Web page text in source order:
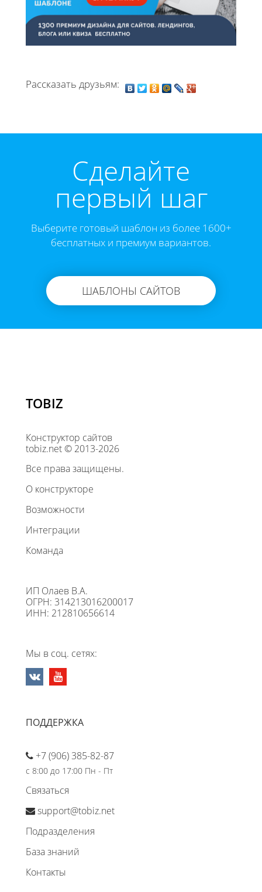
Рассказать друзьям:
Cделайте
первый шаг
Выберите готовый шаблон из более 1600+
бесплатных и премиум вариантов.
ШАБЛОНЫ САЙТОВ
TOBIZ
Конструктор сайтов
tobiz.net © 2013-2026
Все права защищены.
О конструкторе
Возможности
Интеграции
Команда
ИП Олаев В.А.
ОГРН: 314213016200017
ИНН: 212810656614
Мы в соц. сетях:
ПОДДЕРЖКА
+7 (906) 385-82-87
с 8:00 до 17:00 Пн - Пт
Связаться
support@tobiz.net
Подразделения
База знаний
Контакты